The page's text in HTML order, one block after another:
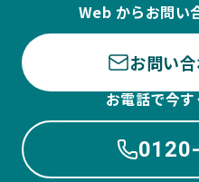
Web からお問
お問い
お電話で今